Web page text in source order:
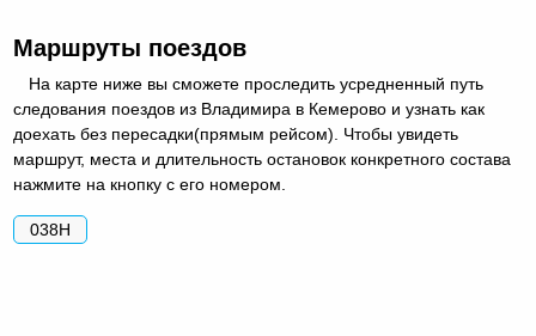
Маршруты поездов
На карте ниже вы сможете проследить усредненный путь
следования поездов из Владимира в Кемерово и узнать как
доехать без пересадки(прямым рейсом). Чтобы увидеть
маршрут, места и длительность остановок конкретного состава
нажмите на кнопку с его номером.
038Н